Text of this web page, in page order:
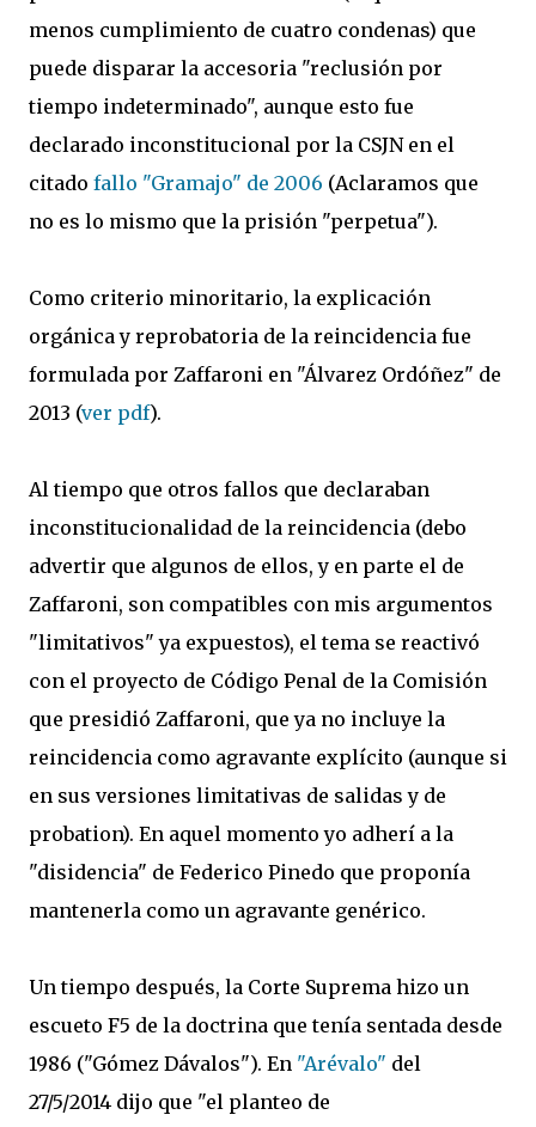
menos cumplimiento de cuatro condenas) que
puede disparar la accesoria "reclusión por
tiempo indeterminado", aunque esto fue
declarado inconstitucional por la CSJN en el
citado fallo "Gramajo" de 2006 (Aclaramos que
no es lo mismo que la prisión "perpetua").
Como criterio minoritario, la explicación
orgánica y reprobatoria de la reincidencia fue
formulada por Zaffaroni en "Álvarez Ordóñez" de
2013 (ver pdf).
Al tiempo que otros fallos que declaraban
inconstitucionalidad de la reincidencia (debo
advertir que algunos de ellos, y en parte el de
Zaffaroni, son compatibles con mis argumentos
"limitativos" ya expuestos), el tema se reactivó
con el proyecto de Código Penal de la Comisión
que presidió Zaffaroni, que ya no incluye la
reincidencia como agravante explícito (aunque si
en sus versiones limitativas de salidas y de
probation). En aquel momento yo adherí a la
"disidencia" de Federico Pinedo que proponía
mantenerla como un agravante genérico.
Un tiempo después, la Corte Suprema hizo un
escueto F5 de la doctrina que tenía sentada desde
1986 ("Gómez Dávalos"). En "Arévalo" del
27/5/2014 dijo que "el planteo de